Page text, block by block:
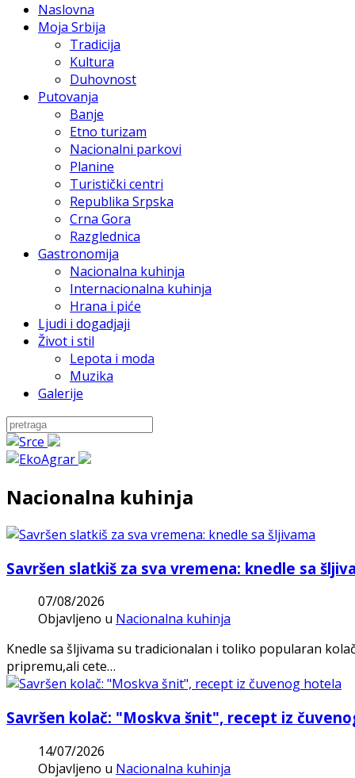
Naslovna
Moja Srbija
Tradicija
Kultura
Duhovnost
Putovanja
Banje
Etno turizam
Nacionalni parkovi
Planine
Turistički centri
Republika Srpska
Crna Gora
Razglednica
Gastronomija
Nacionalna kuhinja
Internacionalna kuhinja
Hrana i piće
Ljudi i dogadjaji
Život i stil
Lepota i moda
Muzika
Galerije
Nacionalna kuhinja
Savršen slatkiš za sva vremena: knedle sa
07/08/2026
Objavljeno u Nacionalna kuhinja
Knedle sa šljivama su tradicionalan i toliko popularan
pripremu,ali cete…
Savršen kolač: "Moskva šnit", recept iz
14/07/2026
Objavljeno u Nacionalna kuhinja